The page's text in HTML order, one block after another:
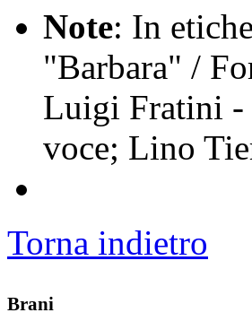
Note: In
"Barbara" /
Luigi Fratini -
voce; Lino
Torna indietro
Brani